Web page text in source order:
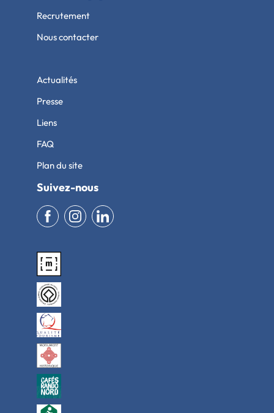
Recrutement
Nous contacter
Actualités
Presse
Liens
FAQ
Plan du site
Suivez-nous